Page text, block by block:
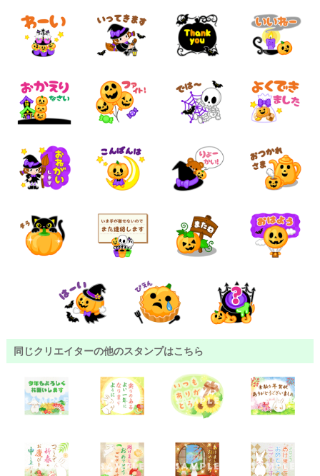
同じクリエイターの他のスタンプはこちら